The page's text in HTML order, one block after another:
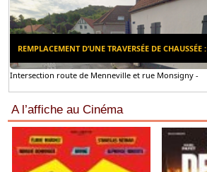
REMPLACEMENT D’UNE TRAVERSÉE DE CHAUSSÉE :
Intersection route de Menneville et rue Monsigny -
A l’affiche au Cinéma